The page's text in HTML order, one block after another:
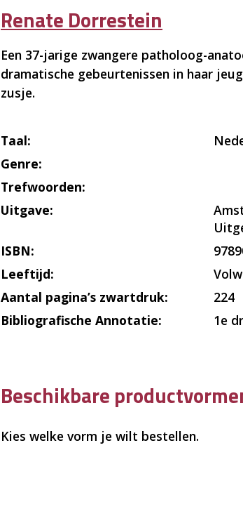
Renate Dorrestein
Een 37-jarige zwangere patholoog-
dramatische gebeurtenissen in haar
zusje.
Taal:
Genre:
Trefwoorden:
Uitgave:
ISBN:
Leeftijd:
Aantal pagina’s zwartdruk:
224
Bibliografische Annotatie:
1e
Beschikbare
Kies welke vorm je wilt bestellen.